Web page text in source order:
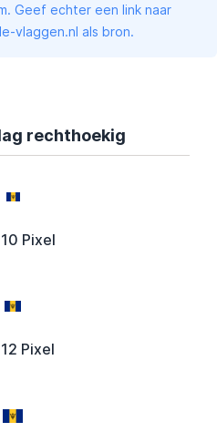
Geef echter een link naar
vlaggen.nl als bron.
rechthoekig
Pixel
Pixel